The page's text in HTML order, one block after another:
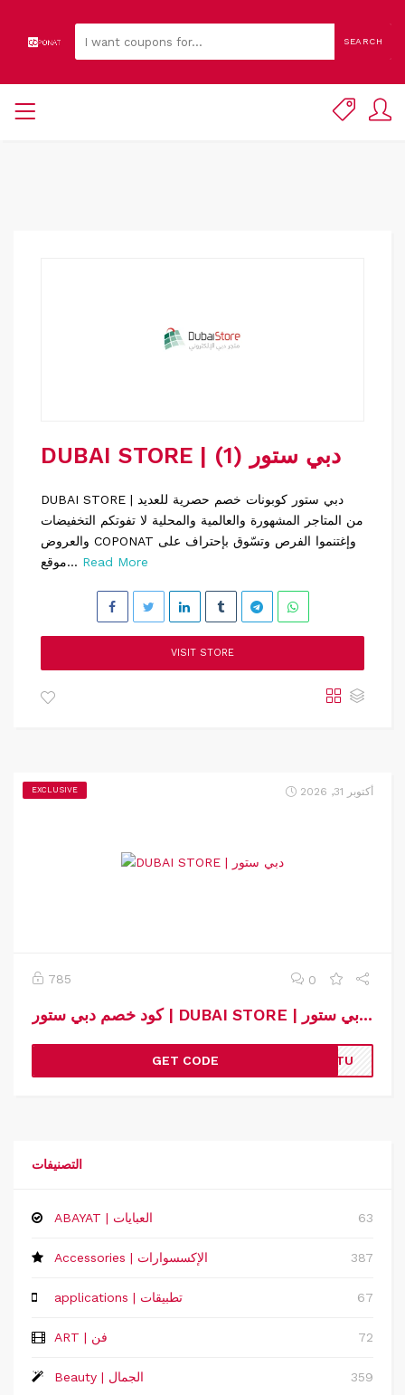
SEARCH
DUBAI STORE | دبي ستور (1)
DUBAI STORE | دبي ستور كوبونات خصم حصرية للعديد
من المتاجر المشهورة والعالمية والمحلية لا تفوتكم التخفيضات
والعروض COPONAT وإغتنموا الفرص وتسّوق بإحتراف على
موقع... Read More
VISIT STORE
EXCLUSIVE أكتوبر 31, 2026
785 0
كود خصم دبي ستور | DUBAI STORE | كوبون خصم دبي ستور
GET CODE WUTU
التصنيفات
ABAYAT | العبايات 63
Accessories | الإكسسوارات 387
applications | تطبيقات 67
ART | فن 72
Beauty | الجمال 359